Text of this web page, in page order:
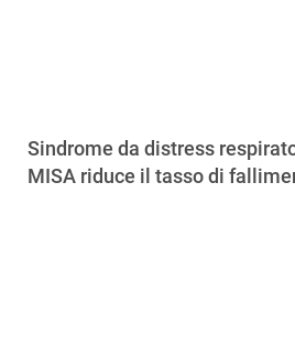
Sindrome da distress
MISA riduce il tasso di